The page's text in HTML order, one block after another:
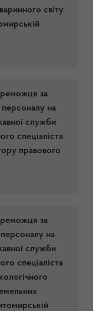
світу
за
персоналу на
служби
спеціаліста
правового
за
на
служби
спеціаліста